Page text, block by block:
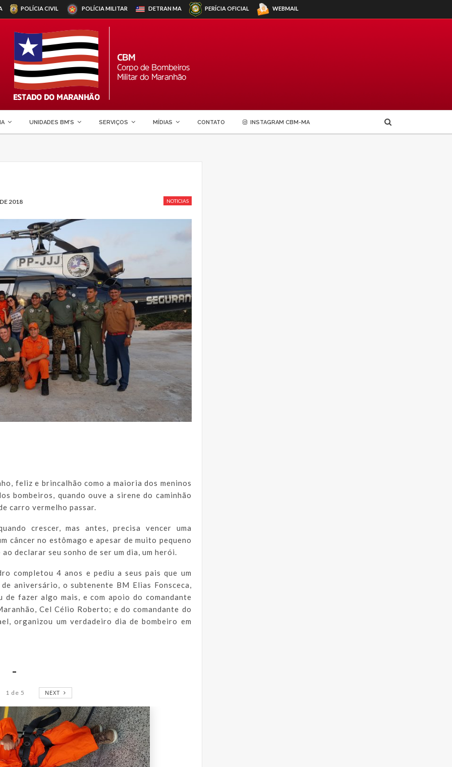
POLÍCIA CIVIL POLÍCIA MILITAR DETRANMA PERÍCIA OFICIAL WEBMAIL
UNIDADES BM’S SERVIÇOS MÍDIAS CONTATO INSTAGRAM CBM-MA
NOTICIAS
2018
feliz e brincalhão como a maioria dos meninos
bombeiros, quando ouve a sirene do caminhão
carro vermelho passar.
crescer, mas antes, precisa vencer uma
câncer no estômago e apesar de muito pequeno
declarar seu sonho de ser um dia, um herói.
completou 4 anos e pediu a seus pais que um
aniversário, o subtenente BM Elias Fonsceca,
fazer algo mais, e com apoio do comandante
Cel Célio Roberto; e do comandante do
organizou um verdadeiro dia de bombeiro em
-
1 de 5 NEXT